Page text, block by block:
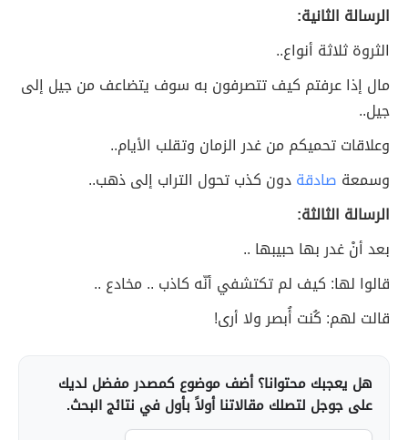
الرسالة الثانية:
الثروة ثلاثة أنواع..
مال إذا عرفتم كيف تتصرفون به سوف يتضاعف من جيل إلى
جيل..
وعلاقات تحميكم من غدر الزمان وتقلب الأيام..
وسمعة صادقةدون كذب تحول التراب إلى ذهب..
الرسالة الثالثة:
بعد أنْ غدر بها حبيبها ..
قالوا لها: كيف لم تكتشفي أنّه كاذب .. مخادع ..
قالت لهم: كُنت أُبصر ولا أرى!
هل يعجبك محتوانا؟ أضف موضوع كمصدر مفضل لديك
على جوجل لتصلك مقالاتنا أولاً بأول في نتائج البحث.